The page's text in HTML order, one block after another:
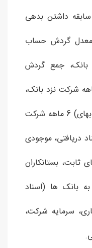
سابقه داشتن بدهی
معدل گردش حساب
نزد بانک، جمع گردش
حساب (حساب های) 6 ماهه شرکت نزد بانک،
جمع گردش بستانکار حساب (حسابهای) 6 ماهه شرکت
دریافتی، موجودی
ثابت، بستانکاران
بانک ها (اسناد
سرمایه شرکت،